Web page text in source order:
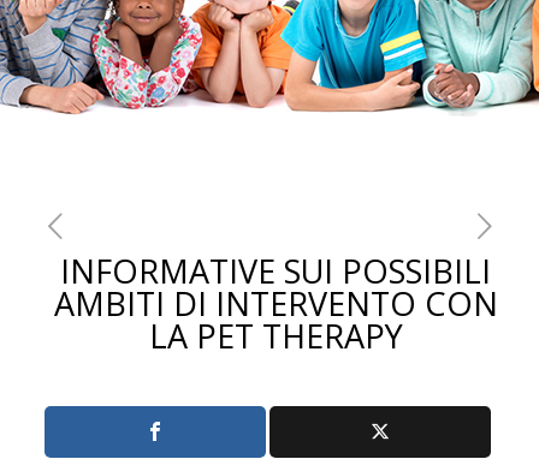
INFORMATIVE SUI POSSIBILI
AMBITI DI INTERVENTO CON
LA PET THERAPY